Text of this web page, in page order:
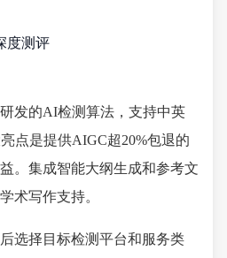
度测评
发的AI检测算法，支持中英
点是提供AIGC超20%包退的
。集成智能大纲生成和参考文
术写作支持。
选择目标检测平台和服务类